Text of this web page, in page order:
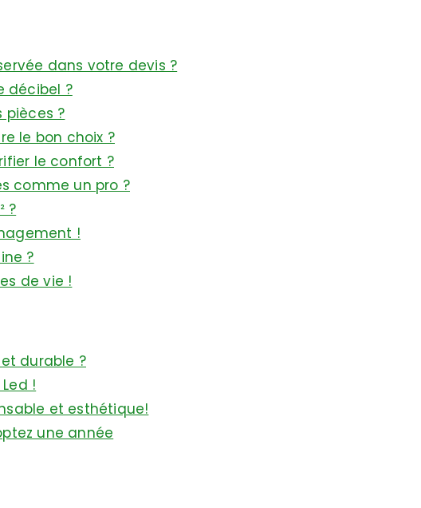
dans votre devis ?
décibel ?
pièces ?
le bon choix ?
le confort ?
comme un pro ?
?
!
?
de vie !
durable ?
!
et esthétique!
une année